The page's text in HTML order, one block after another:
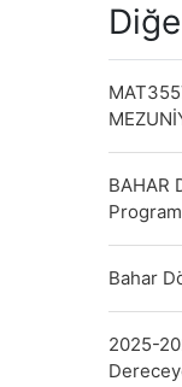
BAHAR
Bahar
2025-